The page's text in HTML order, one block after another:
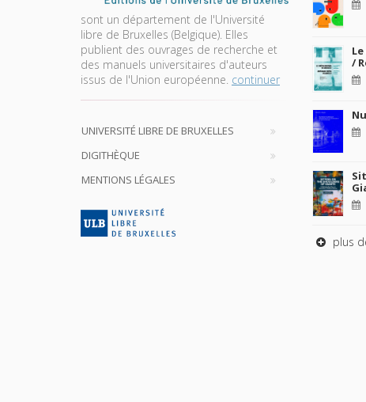
sont un département de l'Université
libre de Bruxelles (Belgique). Elles
publient des ouvrages de recherche et
des manuels universitaires d'auteurs
issus de l'Union européenne. continuer
UNIVERSITÉ LIBRE DE BRUXELLES
DIGITHÈQUE
MENTIONS LÉGALES
/
plus